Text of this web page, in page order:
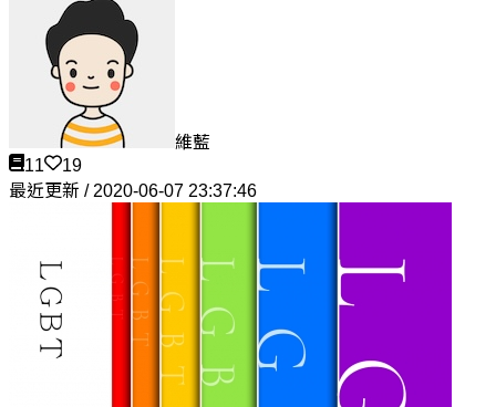
維藍
11
19
最近更新 / 2020-06-07 23:37:46